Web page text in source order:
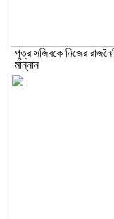
পুত্র সজিবকে নিজের
মান্নান